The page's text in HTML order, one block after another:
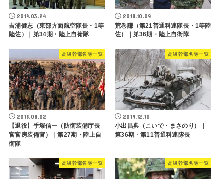
2019.03.24
吉浦健志（東部方面航空隊長・1等
陸佐）｜第34期・陸上自衛隊
2018.10.09
荒巻謙（第21普通科連隊長・1等陸
佐）｜第36期・陸上自衛隊
高級幹部名簿一覧
2018.08.02
【退役】手塚信一（防衛装備庁長
官官房装備官）｜第27期・陸上自
衛隊
高級幹部名簿一覧
2019.12.10
小出昌典（こいで・まさのり）｜
第36期・第11普通科連隊長
高級幹部名簿一覧 高級幹部名簿一覧